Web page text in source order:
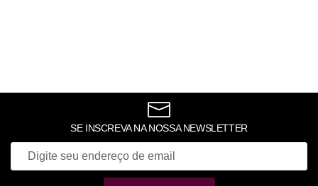
SE INSCREVA NA NOSSA NEWSLETTER